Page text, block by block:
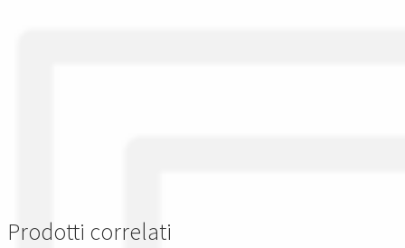
Prodotti correlati